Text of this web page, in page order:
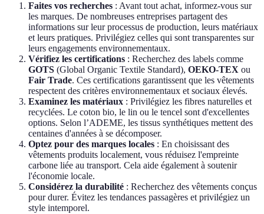
Faites vos recherches : Avant tout achat, informez-vous sur
les marques. De nombreuses entreprises partagent des
informations sur leur processus de production, leurs matériaux
et leurs pratiques. Privilégiez celles qui sont transparentes sur
leurs engagements environnementaux.
Vérifiez les certifications : Recherchez des labels comme
GOTS (Global Organic Textile Standard), OEKO-TEX ou
Fair Trade. Ces certifications garantissent que les vêtements
respectent des critères environnementaux et sociaux élevés.
Examinez les matériaux : Privilégiez les fibres naturelles et
recyclées. Le coton bio, le lin ou le tencel sont d'excellentes
options. Selon l’ADEME, les tissus synthétiques mettent des
centaines d'années à se décomposer.
Optez pour des marques locales : En choisissant des
vêtements produits localement, vous réduisez l'empreinte
carbone liée au transport. Cela aide également à soutenir
l'économie locale.
Considérez la durabilité : Recherchez des vêtements conçus
pour durer. Évitez les tendances passagères et privilégiez un
style intemporel.